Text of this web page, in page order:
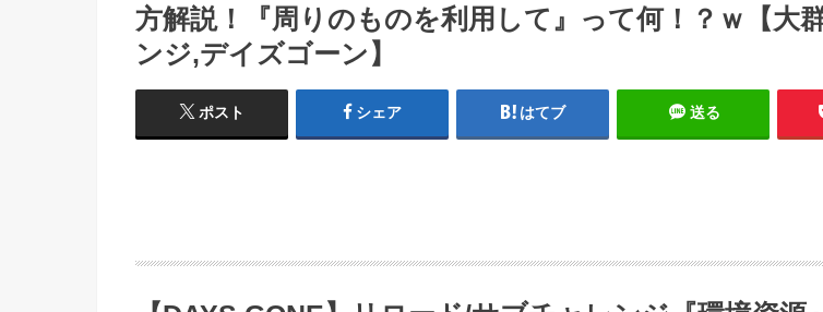
方解説！『周りのものを利用して』って何！？ｗ【大
ンジ,デイズゴーン】
ポスト シェア はてブ 送る